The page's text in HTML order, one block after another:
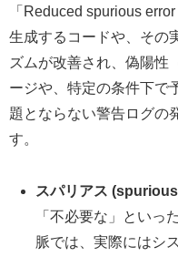
「Reduced spurious
生成するコードや、その
ズムが改善され、偽陽性
ージや、特定の条件下で
題とならない警告ログの
す。
スパリアス
「不必要な」といっ
脈では、実際にはシ